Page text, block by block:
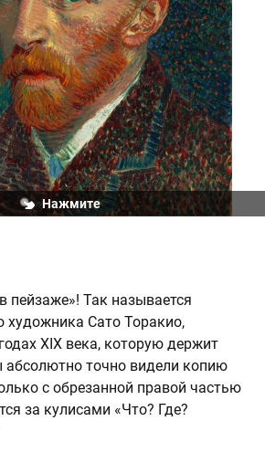
Нажмите
пейзаже»! Так называется
художника Сато Торакио,
XIX века, которую держит
абсолютно точно видели копию
с обрезанной правой частью
за кулисами «Что? Где?